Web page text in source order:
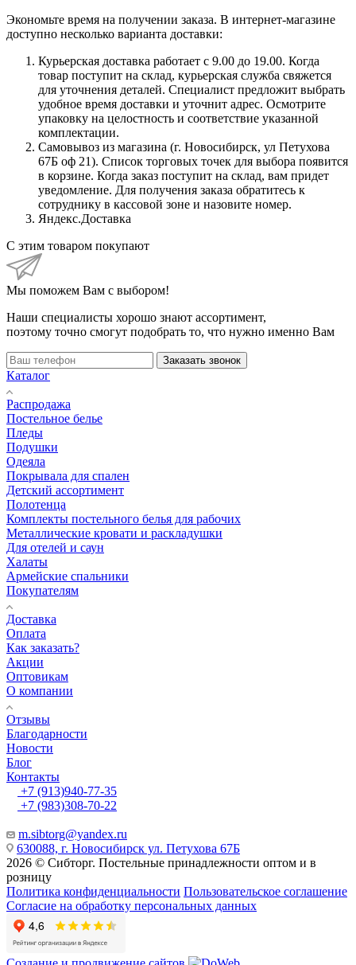
Экономьте время на получении заказа. В интернет-магазине
доступно несколько варианта доставки:
Курьерская доставка работает с 9.00 до 19.00. Когда
товар поступит на склад, курьерская служба свяжется
для уточнения деталей. Специалист предложит выбрать
удобное время доставки и уточнит адрес. Осмотрите
упаковку на целостность и соответствие указанной
комплектации.
Самовывоз из магазина (г. Новосибирск, ул Петухова
67Б оф 21). Список торговых точек для выбора появится
в корзине. Когда заказ поступит на склад, вам придет
уведомление. Для получения заказа обратитесь к
сотруднику в кассовой зоне и назовите номер.
Яндекс.Доставка
С этим товаром покупают
Мы поможем Вам с выбором!
Наши специалисты хорошо знают ассортимент,
поэтому точно смогут подобрать то, что нужно именно Вам
Заказать звонок
Каталог
Распродажа
Постельное белье
Пледы
Подушки
Одеяла
Покрывала для спален
Детский ассортимент
Полотенца
Комплекты постельного белья для рабочих
Металлические кровати и раскладушки
Для отелей и саун
Халаты
Армейские спальники
Покупателям
Доставка
Оплата
Как заказать?
Акции
Оптовикам
О компании
Отзывы
Благодарности
Новости
Блог
Контакты
+7 (913)940-77-35
+7 (983)308-70-22
m.sibtorg@yandex.ru
630088, г. Новосибирск ул. Петухова 67Б
2026 © Сибторг. Постельные принадлежности оптом и в
розницу
Политика конфиденциальности Пользовательское соглашение
Согласие на обработку персональных данных